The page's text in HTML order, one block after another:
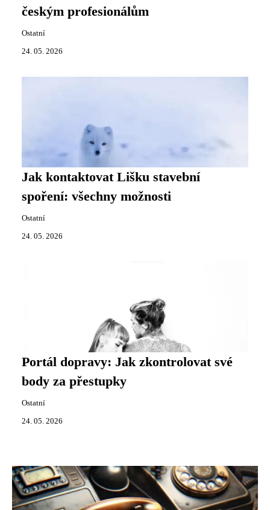
českým profesionálům
Ostatní
24. 05. 2026
Jak kontaktovat Lišku stavební
spoření: všechny možnosti
Ostatní
24. 05. 2026
Portál dopravy: Jak zkontrolovat své
body za přestupky
Ostatní
24. 05. 2026